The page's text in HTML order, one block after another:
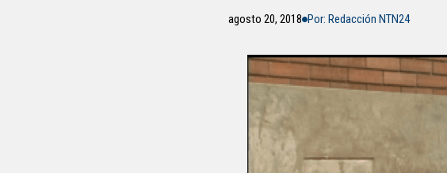
agosto 20, 2018 Por: Redacción NTN24